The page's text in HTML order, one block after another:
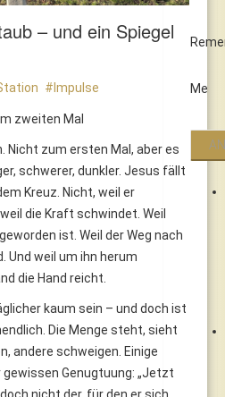
Me
– und ein Spiegel
Impulse
zweiten Mal
Nicht zum ersten Mal, aber es
schwerer, dunkler. Jesus fällt
Kreuz. Nicht, weil er
die Kraft schwindet. Weil
ist. Weil der Weg nach
Und weil um ihn herum
die Hand reicht.
kaum sein – und doch ist
Die Menge steht, sieht
andere schweigen. Einige
Genugtuung: „Jetzt